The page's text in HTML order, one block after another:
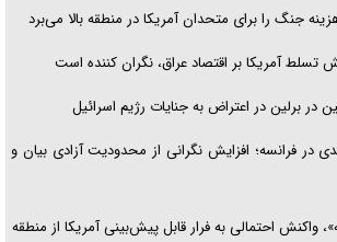
جنگ را برای متحدان آمریکا در منطقه بالا می‌برد
تسلط آمریکا بر اقتصاد عراق، نگران کننده است
برلین در اعتراض به جنایات رژیم اسرائیل
در فرانسه؛ افزایش نگرانی از محدودیت آزادی بیان و
واکنش احتمالی به فرار قابل پیش‌بینی آمریکا از منطقه